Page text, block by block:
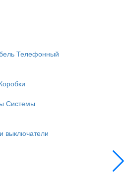
Телефонный
Системы
выключатели